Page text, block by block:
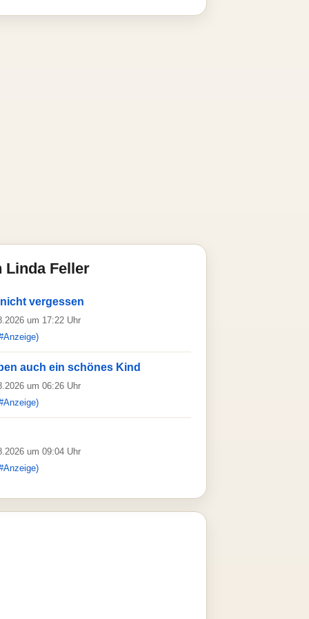
Linda Feller
vergessen
um 17:22 Uhr
auch ein schönes Kind
um 06:26 Uhr
um 09:04 Uhr